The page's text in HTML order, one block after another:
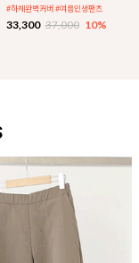
#하체완벽커버 #여름인생팬츠
33,300 37,000 10%